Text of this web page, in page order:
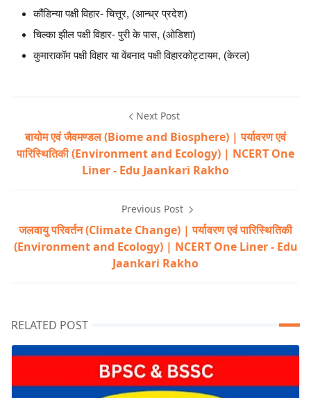
कौंडिन्या पक्षी विहार- चित्तूर, (आन्ध्र प्रदेश)
चिल्का झील पक्षी विहार- पुरी के पास, (ओडिशा)
कुमाराकॉम पक्षी विहार या वेंबनाद पक्षी विहारकोट्टायम, (केरल)
Next Post
बायोम एवं जैवमण्डल (Biome and Biosphere) | पर्यावरण एवं
पारिस्थितिकी (Environment and Ecology) | NCERT One
Liner - Edu Jaankari Rakho
Previous Post
जलवायु परिवर्तन (Climate Change) | पर्यावरण एवं पारिस्थितिकी
(Environment and Ecology) | NCERT One Liner - Edu
Jaankari Rakho
RELATED POST